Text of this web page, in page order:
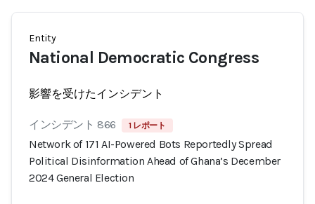
Entity
National Democratic Congress
影響を受けたインシデント
インシデント 866 1 レポート
Network of 171 AI-Powered Bots Reportedly Spread
Political Disinformation Ahead of Ghana’s December
2024 General Election